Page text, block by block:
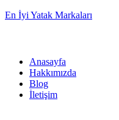
En İyi Yatak Markaları
Anasayfa
Hakkımızda
Blog
İletişim